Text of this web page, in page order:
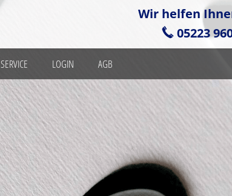
SERVICE LOGIN AGB
Wir helfen
05223